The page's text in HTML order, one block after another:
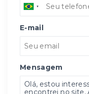
E-mail
Mensagem